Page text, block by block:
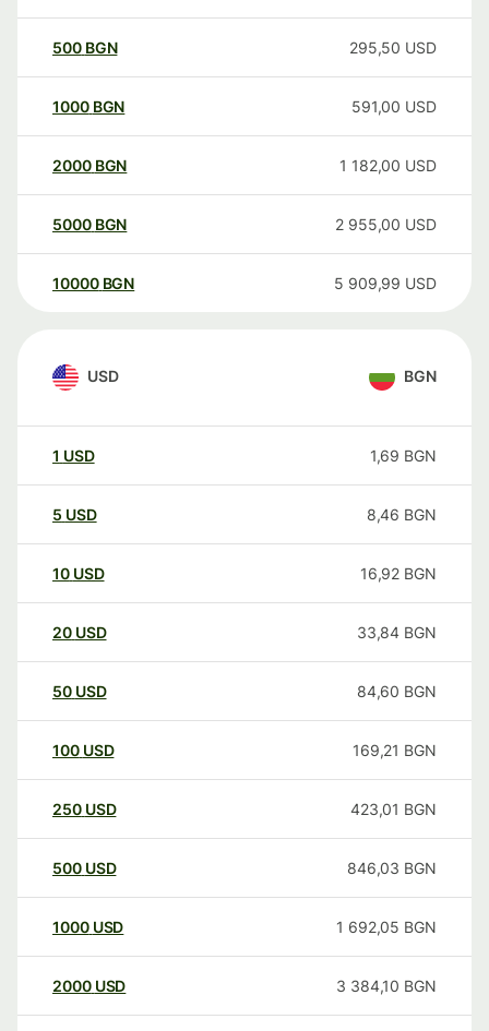
500 BGN 295,50 USD
1000 BGN 591,00 USD
2000 BGN 1 182,00 USD
5000 BGN 2 955,00 USD
10000 BGN 5 909,99 USD
USD BGN
1 USD 1,69 BGN
5 USD 8,46 BGN
10 USD 16,92 BGN
20 USD 33,84 BGN
50 USD 84,60 BGN
100 USD 169,21 BGN
250 USD 423,01 BGN
500 USD 846,03 BGN
1000 USD 1 692,05 BGN
2000 USD 3 384,10 BGN